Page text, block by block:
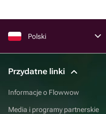
Polski
Przydatne linki
Informacje o Flowwow
Media i programy partnerskie